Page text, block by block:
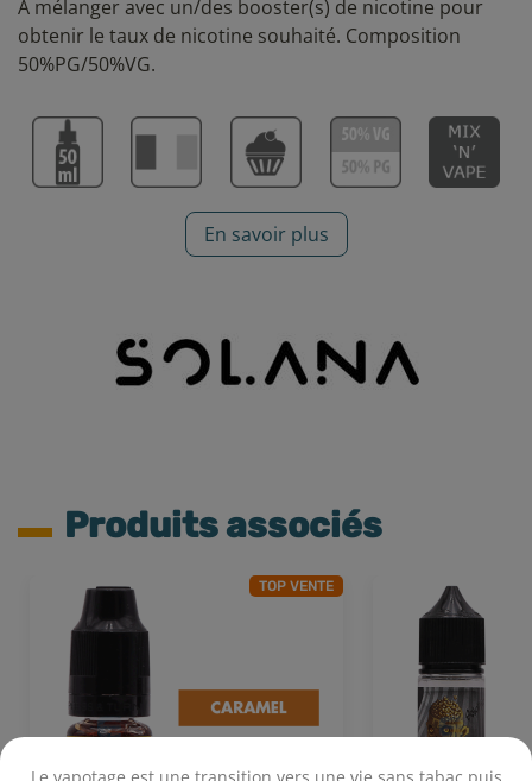
À mélanger avec un/des booster(s) de nicotine pour
obtenir le taux de nicotine souhaité. Composition
50%PG/50%VG.
En savoir plus
Produits associés
TOP VENTE